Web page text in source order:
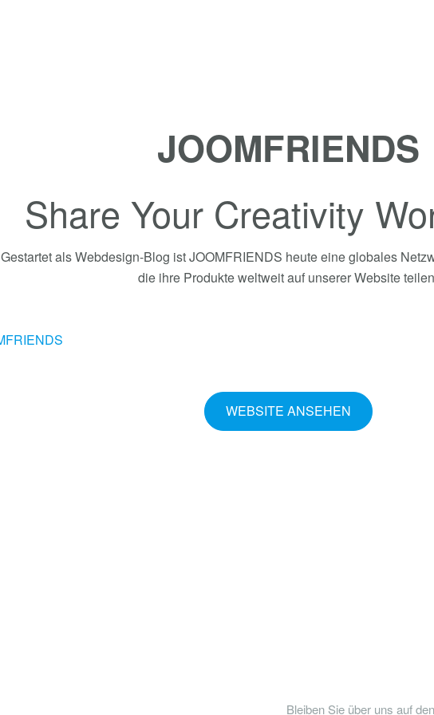
JOOMFRIENDS
Share Your Creativity
Gestartet als Webdesign-Blog ist JOOMFRIENDS heute eine globales
die ihre Produkte weltweit auf unserer Website
WEBSITE ANSEHEN
Bleiben Sie über uns auf